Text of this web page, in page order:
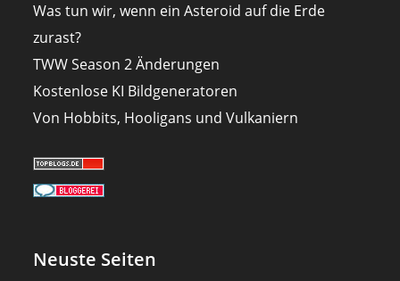
Was tun wir, wenn ein Asteroid auf die Erde
zurast?
TWW Season 2 Änderungen
Kostenlose KI Bildgeneratoren
Von Hobbits, Hooligans und Vulkaniern
Neuste Seiten